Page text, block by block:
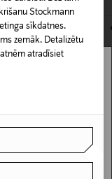
Stockmann
sīkdatnes.
zemāk. Detalizētu
atradīsiet
neatvērtajā